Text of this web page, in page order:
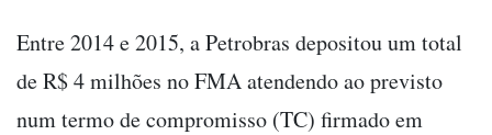
Entre 2014 e 2015, a Petrobras depositou um total
de R$ 4 milhões no FMA atendendo ao previsto
num termo de compromisso (TC) firmado em